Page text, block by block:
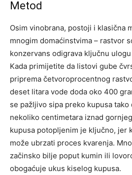
Metod
Osim vinobrana, postoji i klasična
mnogim domaćinstvima – rastvor
konzervans odigrava ključnu
Kada primijetite da listovi gube
priprema četvoroprocentnog
deset litara vode doda oko 400
se pažljivo sipa preko kupusa tako
nekoliko centimetara iznad
kupusa potopljenim je ključno, jer
može ubrzati proces kvarenja.
začinsko bilje poput kumin ili
obogaćuje ukus kiselog kupusa.